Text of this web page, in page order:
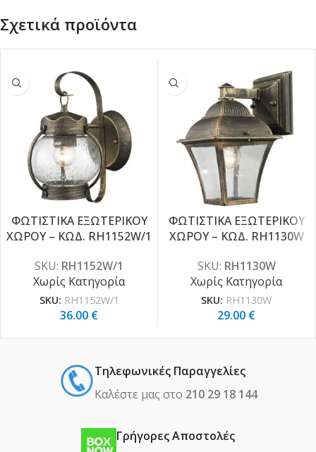
Σχετικά προϊόντα
ΦΩΤΙΣΤΙΚΑ ΕΞΩΤΕΡΙΚΟΥ
ΧΩΡΟΥ – ΚΩΔ. RH1152W/1
SKU: RH1152W/1
Χωρίς Κατηγορία
SKU: RH1152W/1
36.00 €
ΦΩΤΙΣΤΙΚΑ ΕΞΩΤΕΡΙΚΟΥ
ΧΩΡΟΥ – ΚΩΔ. RH1130W
SKU: RH1130W
Χωρίς Κατηγορία
SKU: RH1130W
29.00 €
Τηλεφωνικές Παραγγελίες
Καλέστε μας στο 210 29 18 144
Γρήγορες Αποστολές